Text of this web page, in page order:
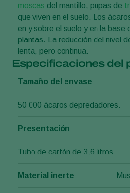
moscas del mantillo, pupas de
que viven en el suelo. Los
en y sobre el suelo y en la base
plantas. La reducción del nivel
lenta, pero continua.
Especificaciones del
Tamaño del envase
50 000 ácaros depredadores.
Presentación
Tubo de cartón de 3,6 litros.
Material inerte